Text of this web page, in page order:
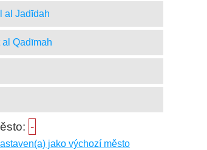
al Jadīdah
al Qadīmah
-
jako výchozí město